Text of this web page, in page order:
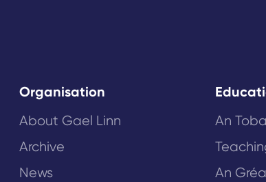
Organisation
About Gael Linn
Archive
News
An
An